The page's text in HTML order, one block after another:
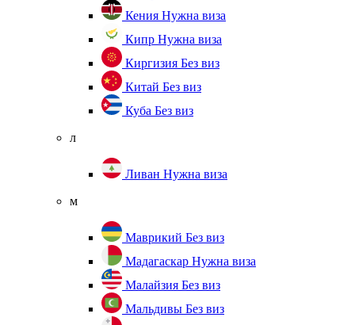
Кения Нужна виза
Кипр Нужна виза
Киргизия Без виз
Китай Без виз
Куба Без виз
л
Ливан Нужна виза
м
Маврикий Без виз
Мадагаскар Нужна виза
Малайзия Без виз
Мальдивы Без виз